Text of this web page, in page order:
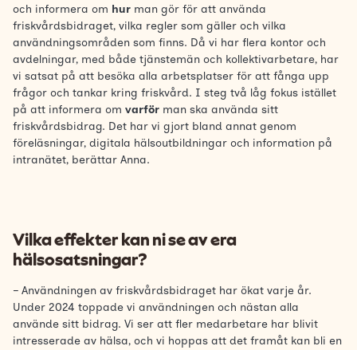
och informera om hur man gör för att använda
friskvårdsbidraget, vilka regler som gäller och vilka
användningsområden som finns. Då vi har flera kontor och
avdelningar, med både tjänstemän och kollektivarbetare, har
vi satsat på att besöka alla arbetsplatser för att fånga upp
frågor och tankar kring friskvård. I steg två låg fokus istället
på att informera om varför man ska använda sitt
friskvårdsbidrag. Det har vi gjort bland annat genom
föreläsningar, digitala hälsoutbildningar och information på
intranätet, berättar Anna.
Vilka effekter kan ni se av era
hälsosatsningar?
– Användningen av friskvårdsbidraget har ökat varje år.
Under 2024 toppade vi användningen och nästan alla
använde sitt bidrag. Vi ser att fler medarbetare har blivit
intresserade av hälsa, och vi hoppas att det framåt kan bli en